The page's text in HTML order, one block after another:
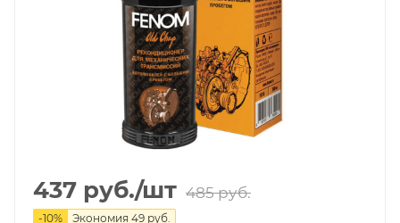
437 руб./шт 485руб.
-10% Экономия 49 руб.